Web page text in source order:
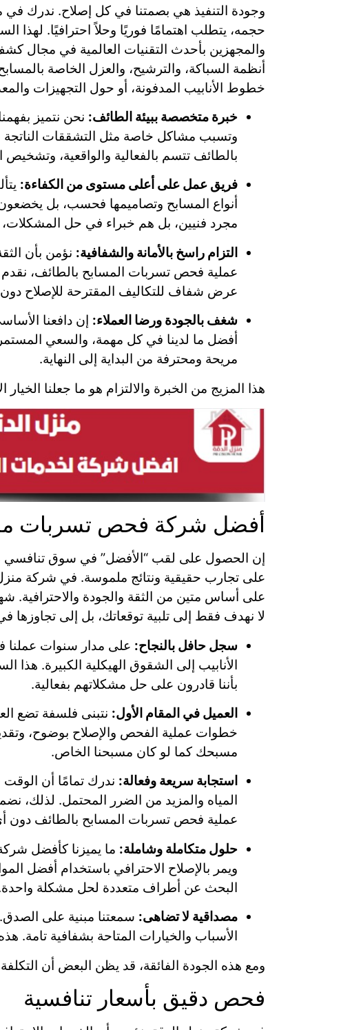
وجودة التنفيذ هي بصمتنا في كل إصلاح. ندرك
حجمه، يتطلب اهتمامًا فوريًا وحلاً احترافيًا. لهذا
والمجهزين بأحدث التقنيات العالمية في مجال
أنظمة السباكة، والترشيح، والعزل الخاصة
خطوط الأنابيب المدفونة، أو حول التجهيزات
خبرة متخصصة ببيئة الطائف: نحن نتميز
وتسبب مشاكل خاصة مثل التشققات الناتجة
بالطائف تتسم بالفعالية والواقعية،
فريق عمل على أعلى مستوى من الكفاءة:
أنواع المسابح وتصاميمها فحسب، بل
مجرد فنيين، بل هم خبراء في حل المشكلات،
التزام راسخ بالأمانة والشفافية: نؤمن بأن
عملية فحص تسربات المسابح بالطائف، نقدم
عرض شفاف للتكاليف المقترحة للإصلاح
شغف بالجودة ورضا العملاء: إن دافعنا
أفضل ما لدينا في كل مهمة، والسعي
مريحة ومحترفة من البداية إلى النهاية.
هذا المزيج من الخبرة والالتزام هو ما جعلنا
أفضل شركة فحص تسربات
إن الحصول على لقب “الأفضل” في سوق تنافسي مثل
على تجارب حقيقية ونتائج ملموسة. في شركة
على أساس متين من الثقة والجودة
لا نهدف فقط إلى تلبية توقعاتك، بل إلى تجاوزها
سجل حافل بالنجاح: على مدار سنوات عملنا
الأنابيب إلى الشقوق الهيكلية الكبيرة. هذا
بأننا قادرون على حل مشكلاتهم بفعالية.
العميل في المقام الأول: نتبنى فلسفة تضع
خطوات عملية الفحص والإصلاح بوضوح،
مسبحك كما لو كان مسبحنا الخاص.
استجابة سريعة وفعالة: ندرك تمامًا أن
المياه والمزيد من الضرر المحتمل. لذلك،
عملية فحص تسربات المسابح بالطائف دون
حلول متكاملة وشاملة: ما يميزنا كأفضل
ويمر بالإصلاح الاحترافي باستخدام أفضل
البحث عن أطراف متعددة لحل مشكلة
مصداقية لا تضاهى: سمعتنا مبنية على
الأسباب والخيارات المتاحة بشفافية تامة.
ومع هذه الجودة الفائقة، قد يظن البعض أن
فحص دقيق بأسعار تنافسية